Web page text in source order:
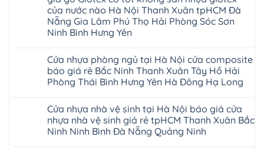
Huế
Cần
Thơ
Đà
Nẵng
Hoài
Đức
Ninh
Giang
Hải
Kỳ
Đan
Phượng
Gia
Hòa
Hải
Phòng
Lâm
Đồng
Nghệ
An
Quảng
Ninh
Bắc
Ninh
Tuyên
Quang
Xuân
Hà
Nội
Hoài
Đức
Đan
Phượng
Hưng
Yên
Hải
Phòng
Bắc
Ninh
Tuyên
Quang
Thái
uy
tín
hàng
đầu
đã
định
tại
Việt
Nam
Sàn
nhựa
Fukione
giả
gỗ
4mm
6mm
đế
cao
su
ở
Sàn
nhựa
Glotex
và
composite
giả
vân
gỗ
tạo
sang
trọng
của nước nào Hà Nội Thanh Xuân tpHCM Đà
Nẵng Gia Lâm Phú Thọ Hải Phòng Sóc Sơn
Ninh Bình Hưng Yên
bình
luận
ở
Sàn
4mm
giá
bao
nhiêu
Sàn
Cửa nhựa phòng ngủ tại Hà Nội cửa composite
báo giá rẻ Bắc Ninh Thanh Xuân Tây Hồ Hải
Phòng Thái Bình Hưng Yên Hà Đông Hạ Long
bình
luận
ở
Cửa
Cửa nhựa nhà vệ sinh tại Hà Nội báo giá cửa
nhựa nhà vệ sinh giá rẻ tpHCM Thanh Xuân Bắc
Ninh Ninh Bình Đà Nẵng Quảng Ninh